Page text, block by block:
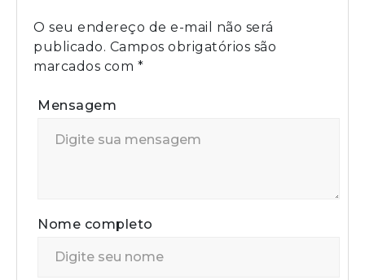
O seu endereço de e-mail não será
publicado. Campos obrigatórios são
marcados com *
Mensagem
Nome completo